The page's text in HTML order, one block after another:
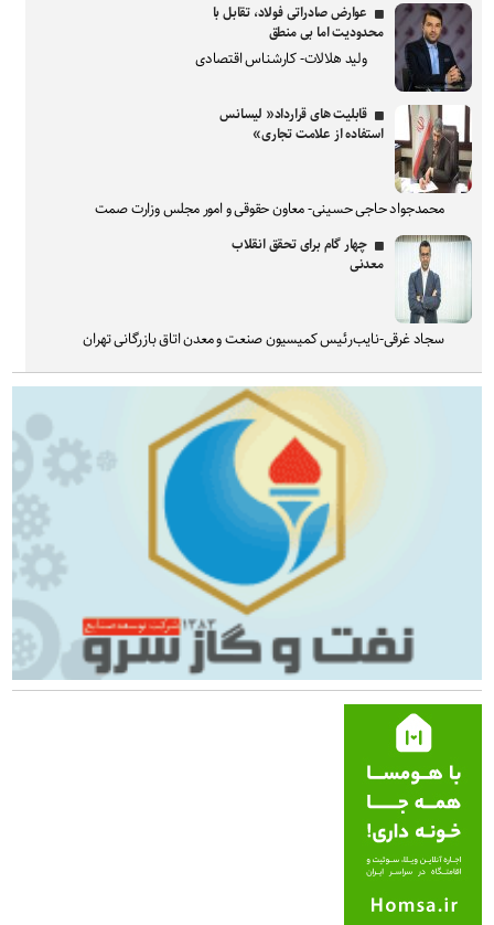
عوارض صادراتی فولاد، تقابل با
محدودیت اما بی منطق
ولید هلالات- کارشناس اقتصادی
قابلیت های قرارداد« لیسانس
استفاده از علامت تجاری»
محمدجواد حاجی حسینی- معاون حقوقی و امور مجلس وزارت صمت
چهار گام برای تحقق انقلاب
معدنی
سجاد غرقی-نایب‌رئیس کمیسیون صنعت و معدن اتاق بازرگانی تهران